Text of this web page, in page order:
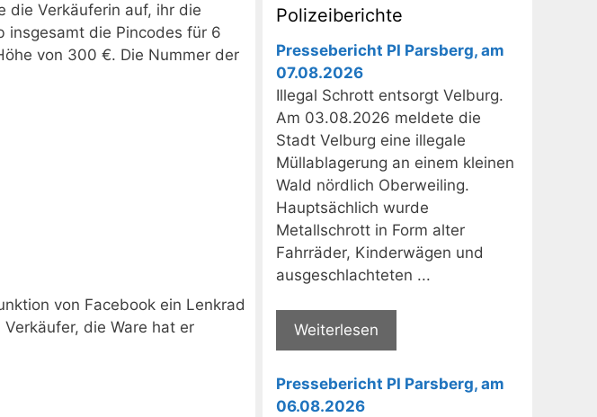
die Verkäuferin auf, ihr die
insgesamt die Pincodes für 6
von 300 €. Die Nummer der
von Facebook ein Lenkrad
die Ware hat er
Polizeiberichte
Pressebericht PI Parsberg, am
07.08.2026
Illegal Schrott entsorgt Velburg.
Am 03.08.2026 meldete die
Stadt Velburg eine illegale
Müllablagerung an einem kleinen
Wald nördlich Oberweiling.
Hauptsächlich wurde
Metallschrott in Form alter
Fahrräder, Kinderwägen und
ausgeschlachteten ...
Weiterlesen
Pressebericht PI Parsberg, am
06.08.2026